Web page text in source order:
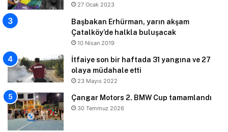
27 Ocak 2023
Başbakan Erhürman, yarın akşam
Çatalköy’de halkla buluşacak
10 Nisan 2019
İtfaiye son bir haftada 31 yangına ve 27
olaya müdahale etti
23 Mayıs 2022
Çangar Motors 2. BMW Cup tamamlandı
30 Temmuz 2026